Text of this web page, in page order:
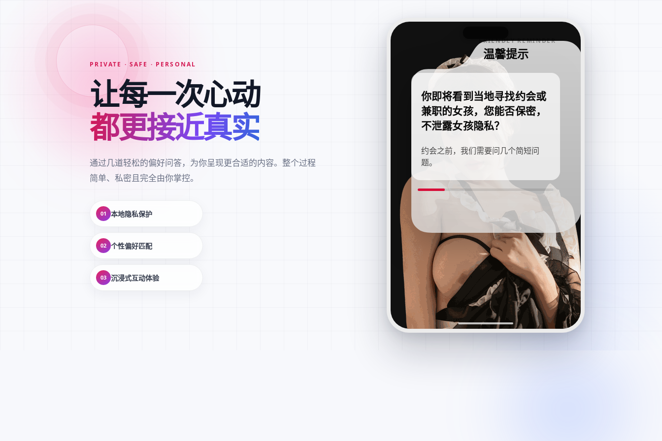
PRIVATE · SAFE · PERSONAL
让每一次心动
都更接近真实
通过几道轻松的偏好问答，为你呈现更合适的内容。整个过程
简单、私密且完全由你掌控。
01 本地隐私保护
02 个性偏好匹配
03 沉浸式互动体验
FRIENDLY REMINDER
温馨提示
你即将看到当地寻找约会或
兼职的女孩，您能否保密，
不泄露女孩隐私？
约会之前，我们需要问几个简短问
题。